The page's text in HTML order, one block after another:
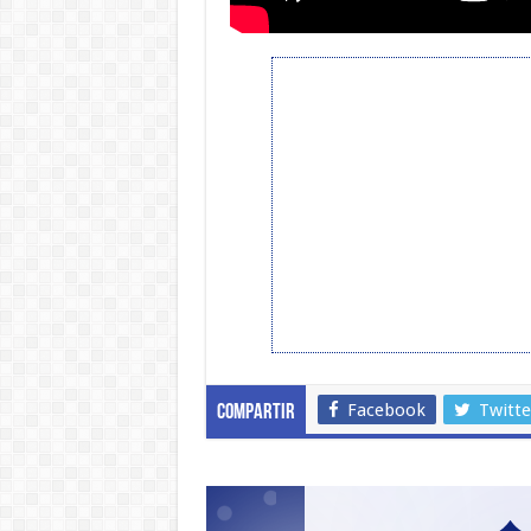
Compartir Facebook